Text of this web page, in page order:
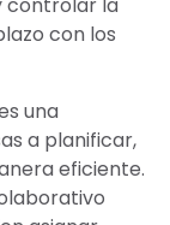
con los
una
a planificar,
eficiente.